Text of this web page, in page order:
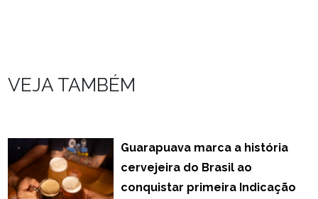
VEJA TAMBÉM
Guarapuava marca a história
cervejeira do Brasil ao
conquistar primeira Indicação